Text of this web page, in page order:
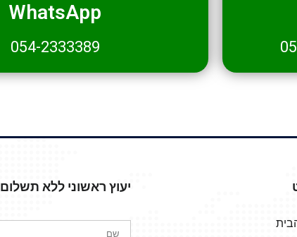
WhatsApp
054-2333389
יעוץ ראשוני ללא תשלום